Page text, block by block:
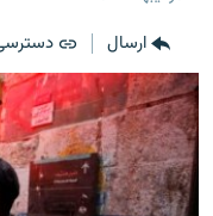
صفحه
جستجوبرنامه‌های رادیویی
فرکانس‌ها
پادکست
چندرسانه‌ای
گزارش‌های تصویری
گزارش‌های ویدئویی
زنان فردا
English
ارسال